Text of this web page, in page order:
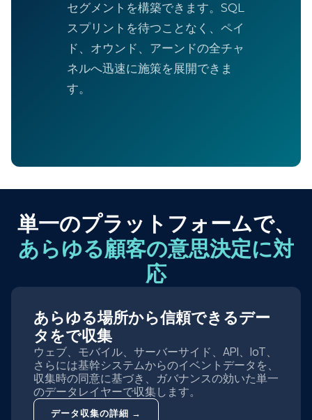
セグメントを構築できます。SQL
スプリントを待つことなく、ペイ
ド、オウンド、アーンドの全チャ
ネルへ迅速に施策を展開できま
す。
単一のプラットフォームで、
あらゆる顧客の意思決定に対
応
あらゆる場所から信頼できるデー
タをで収集
ウェブ、モバイル、サーバーサイド、API、IoT、
さらには基幹システムからのイベントデータを、
収集時の同意に基づき、ガバナンスの効いた単一
のデータレイヤーで収集します。
データ収集の詳細 →